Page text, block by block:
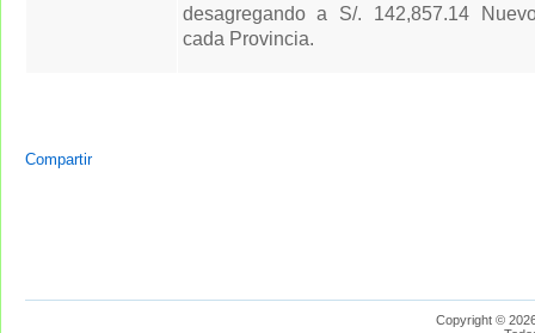
desagregando a S/. 142,857.14
cada Provincia.
Compartir
Copyright ©